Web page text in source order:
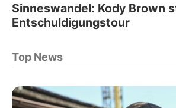
Sinneswandel: Kody Brown
Entschuldigungstour
Top News